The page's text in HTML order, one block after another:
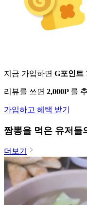
지금 가입하면 G포인트
리뷰를 쓰면 2,000P 를
가입하고 혜택 받기
짬뽕을 먹은 유저들
더보기